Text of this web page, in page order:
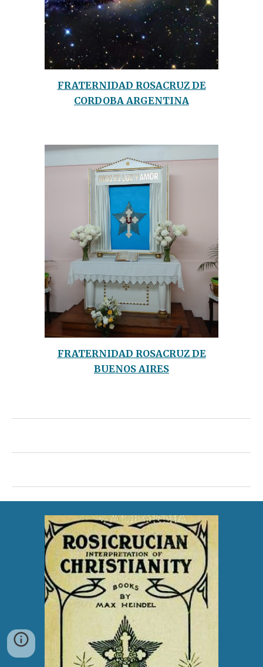
FRATERNIDAD ROSACRUZ DE
CORDOBA ARGENTINA
FRATERNIDAD ROSACRUZ DE
BUENOS AIRES